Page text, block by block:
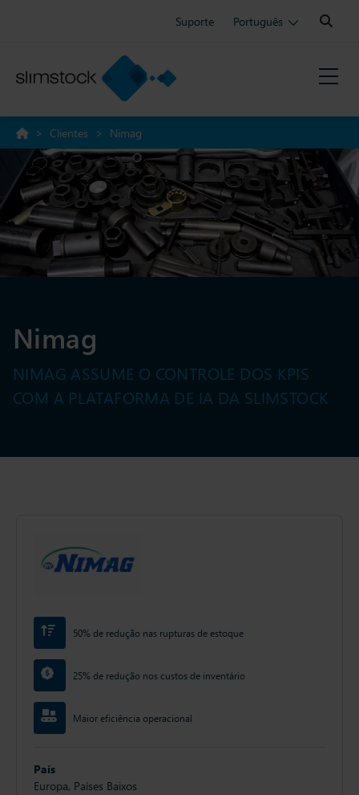
Suporte Português
Search:
> Clientes > Nimag
Nimag
NIMAG ASSUME O CONTROLE DOS KPIS
COM A PLATAFORMA DE IA DA SLIMSTOCK
50% de redução nas rupturas de estoque
25% de redução nos custos de inventário
Maior eficiência operacional
País
Europa, Países Baixos